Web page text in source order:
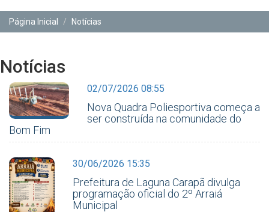
Página Inicial
Notícias
Notícias
02/07/2026 08:55
Nova Quadra Poliesportiva começa a
ser construída na comunidade do
Bom Fim
30/06/2026 15:35
Prefeitura de Laguna Carapã divulga
programação oficial do 2º Arraiá
Municipal